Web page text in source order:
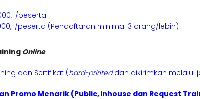
peserta
peserta (Pendaftaran minimal 3 orang/lebih)
Online
dan Sertifikat (hard-printeddan dikirimkan melalui
Promo Menarik (Public, Inhouse dan Request